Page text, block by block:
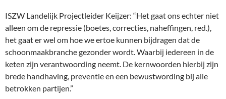
ISZW Landelijk Projectleider Keijzer: “Het gaat ons echter niet
alleen om de repressie (boetes, correcties, naheffingen, red.),
het gaat er wel om hoe we ertoe kunnen bijdragen dat de
schoonmaakbranche gezonder wordt. Waarbij iedereen in de
keten zijn verantwoording neemt. De kernwoorden hierbij zijn
brede handhaving, preventie en een bewustwording bij alle
betrokken partijen.”